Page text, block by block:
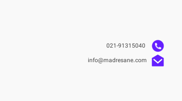
info@madresane.com